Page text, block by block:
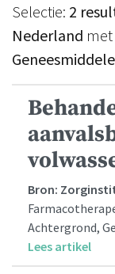
Selectie: 2
Nederland
Bron:
Achtergrond,
Lees artikel